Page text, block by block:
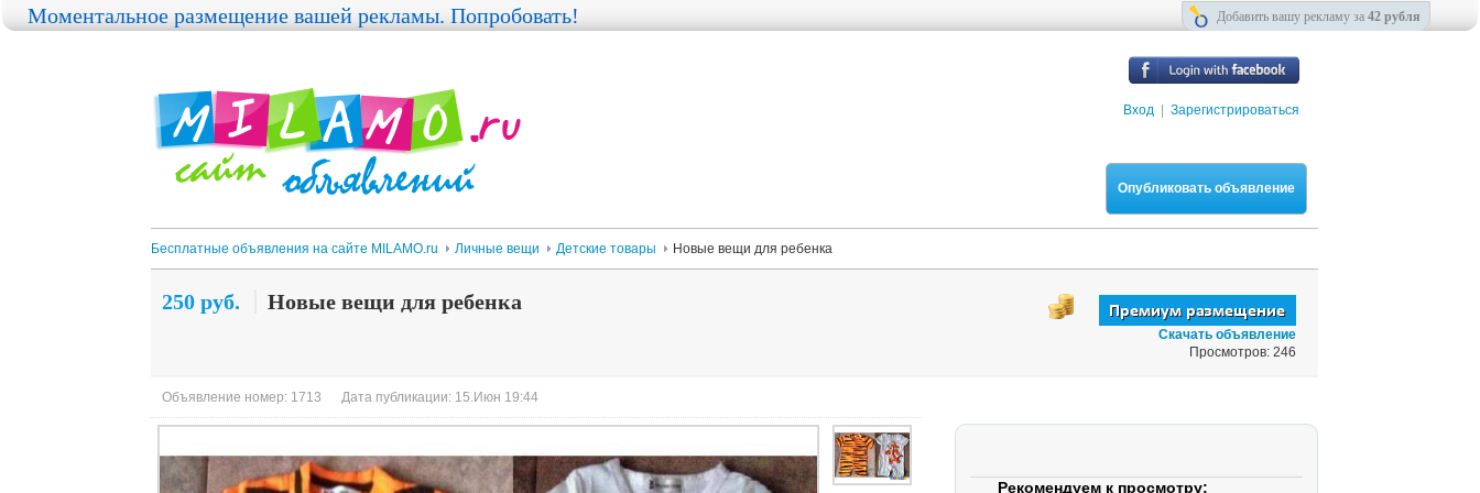
Вход Зарегистрироваться
Опубликовать объявление
Бесплатные объявления на сайте MILAMO.ru Личные вещи Детские товары Новые вещи для ребенка
250 руб. Новые вещи для ребенка
Скачать объявление
Просмотров: 246
Объявление номер: 1713 Дата публикации: 15.Июн 19:44
Моментальное размещение вашей рекламы. Попробовать! Добавить вашу рекламу за 42 рубля
Рекомендуем к просмотру: